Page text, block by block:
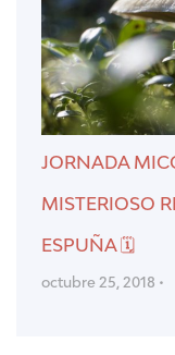
JORNADA
MISTERIOSO
ESPUÑA 🗓
octubre 25, 2018 •